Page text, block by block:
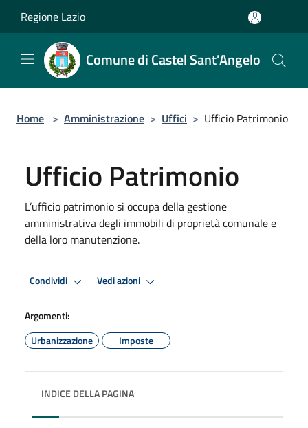
Regione Lazio
Comune di Castel Sant'Angelo
Home > Amministrazione > Uffici > Ufficio Patrimonio
Ufficio Patrimonio
L’ufficio patrimonio si occupa della gestione
amministrativa degli immobili di proprietà comunale e
della loro manutenzione.
Condividi Vedi azioni
Argomenti:
Urbanizzazione
Imposte
INDICE DELLA PAGINA